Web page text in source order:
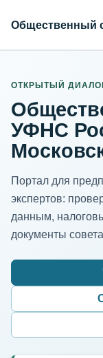
Общественный
ОТКРЫТЫЙ
УФНС
Портал для
экспертов:
данным,
документы
ИНН организации
Адрес для